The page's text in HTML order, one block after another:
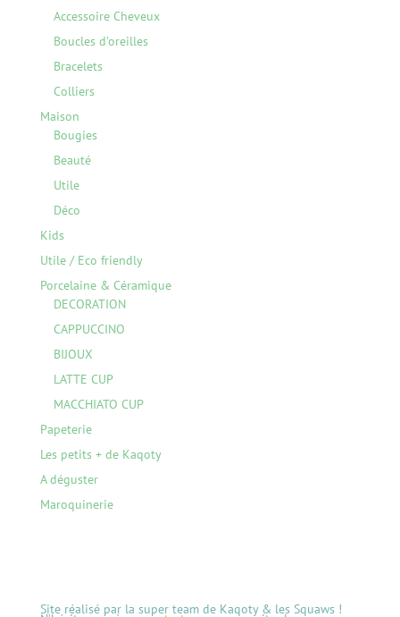
Accessoire Cheveux
Boucles d'oreilles
Bracelets
Colliers
Maison
Bougies
Beauté
Utile
Déco
Kids
Utile / Eco friendly
Porcelaine & Céramique
DECORATION
CAPPUCCINO
BIJOUX
LATTE CUP
MACCHIATO CUP
Papeterie
Les petits + de Kaqoty
A déguster
Maroquinerie
Site réalisé par la super team de Kaqoty & les Squaws !